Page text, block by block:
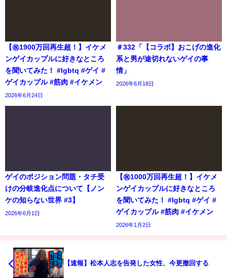
【㊗️1900万回再生超！】イケメ
ンゲイカップルに好きなところ
を聞いてみた！ #lgbtq #ゲイ #
ゲイカップル #筋肉 #イケメン
2026年6月24日
＃332「【コラボ】おこげの進化
系と男が途切れないゲイの事
情」
2026年6月18日
ゲイのポジション問題・タチ受
けの分岐進化点について【ノン
ケの知らない世界 #3】
2026年6月1日
【㊗️1000万回再生超！】イケメ
ンゲイカップルに好きなところ
を聞いてみた！ #lgbtq #ゲイ #
ゲイカップル #筋肉 #イケメン
2026年1月2日
【速報】松本人志を告発した女性、今更撤回する